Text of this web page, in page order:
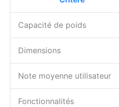
Capacité de poids
Dimensions
Note moyenne utilisateur
Fonctionnalités